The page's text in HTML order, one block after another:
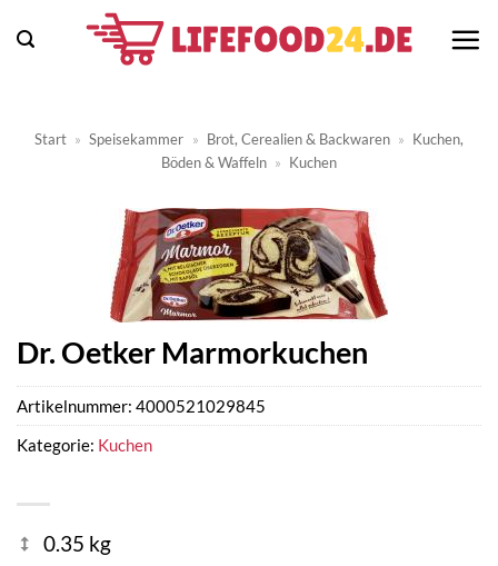
Inhalt
Start » Speisekammer » Brot, Cerealien & Backwaren » Kuchen,
Böden & Waffeln » Kuchen
Dr. Oetker Marmorkuchen
0.35 kg
Artikelnummer: 4000521029845
Kategorie: Kuchen